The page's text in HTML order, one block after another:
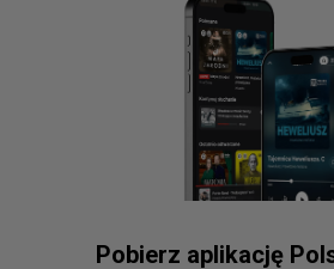
Pobierz aplikację